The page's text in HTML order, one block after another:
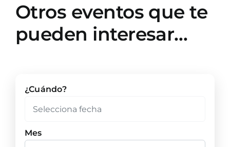
Otros eventos que te
pueden interesar…
¿Cuándo?
Mes